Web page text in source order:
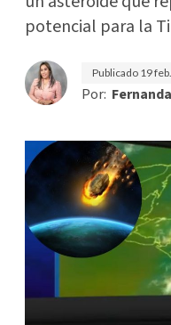
potencial para la
Publicado 19
Por: